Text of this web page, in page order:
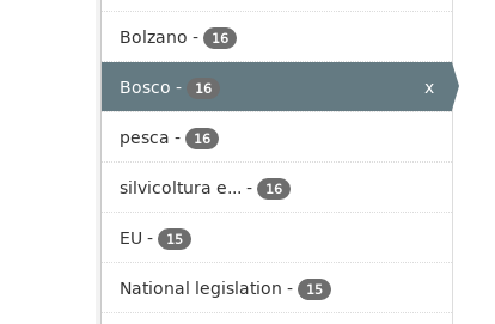
Bolzano - 16
Bosco - 16
x
pesca - 16
silvicoltura e... - 16
EU - 15
National legislation - 15